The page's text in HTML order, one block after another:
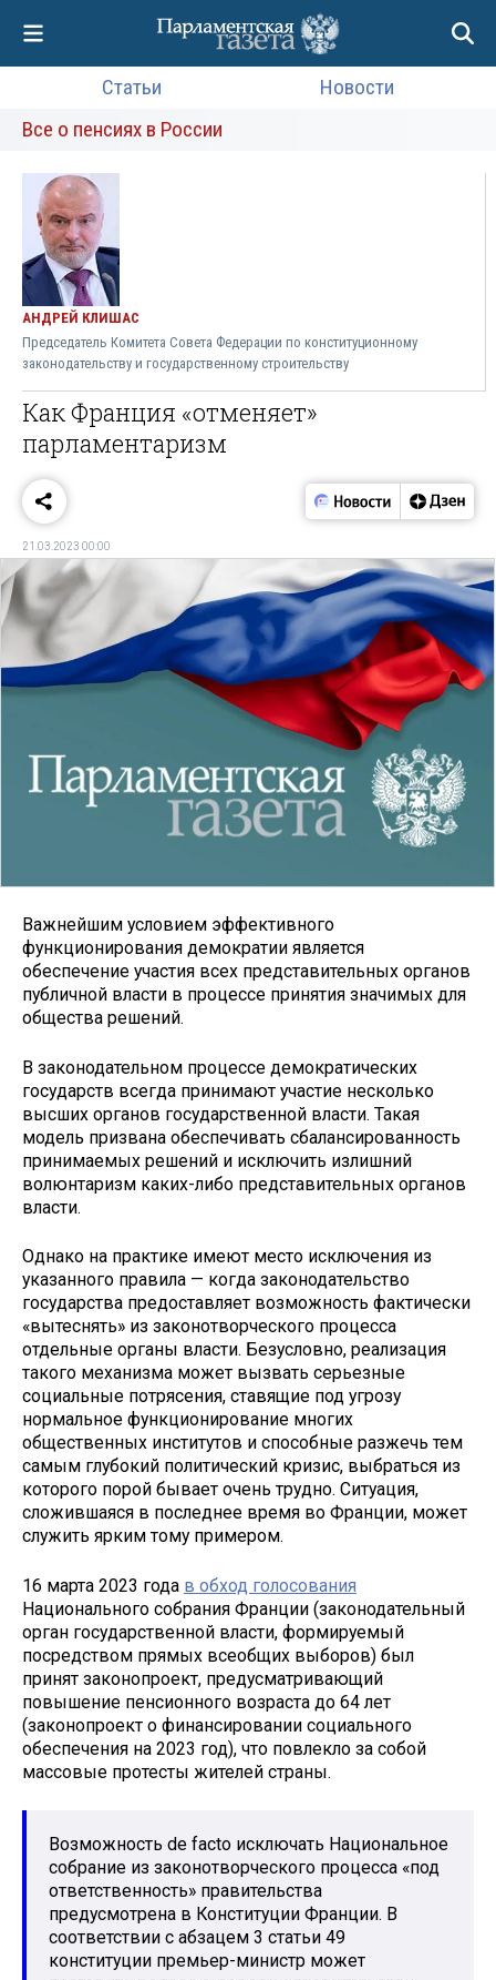
Статьи
Новости
Все о пенсиях в России
АНДРЕЙ КЛИШАС
Председатель Комитета Совета Федерации по конституционному
законодательству и государственному строительству
Как Франция «отменяет»
парламентаризм
21.03.2023 00:00
Важнейшим условием эффективного
функционирования демократии является
обеспечение участия всех представительных органов
публичной власти в процессе принятия значимых для
общества решений.
В законодательном процессе демократических
государств всегда принимают участие несколько
высших органов государственной власти. Такая
модель призвана обеспечивать сбалансированность
принимаемых решений и исключить излишний
волюнтаризм каких-либо представительных органов
власти.
Однако на практике имеют место исключения из
указанного правила — когда законодательство
государства предоставляет возможность фактически
«вытеснять» из законотворческого процесса
отдельные органы власти. Безусловно, реализация
такого механизма может вызвать серьезные
социальные потрясения, ставящие под угрозу
нормальное функционирование многих
общественных институтов и способные разжечь тем
самым глубокий политический кризис, выбраться из
которого порой бывает очень трудно. Ситуация,
сложившаяся в последнее время во Франции, может
служить ярким тому примером.
16 марта 2023 года в обход голосования
Национального собрания Франции (законодательный
орган государственной власти, формируемый
посредством прямых всеобщих выборов) был
принят законопроект, предусматривающий
повышение пенсионного возраста до 64 лет
(законопроект о финансировании социального
обеспечения на 2023 год), что повлекло за собой
массовые протесты жителей страны.
Возможность de facto исключать Национальное
собрание из законотворческого процесса «под
ответственность» правительства
предусмотрена в Конституции Франции. В
соответствии с абзацем 3 статьи 49
конституции премьер-министр может